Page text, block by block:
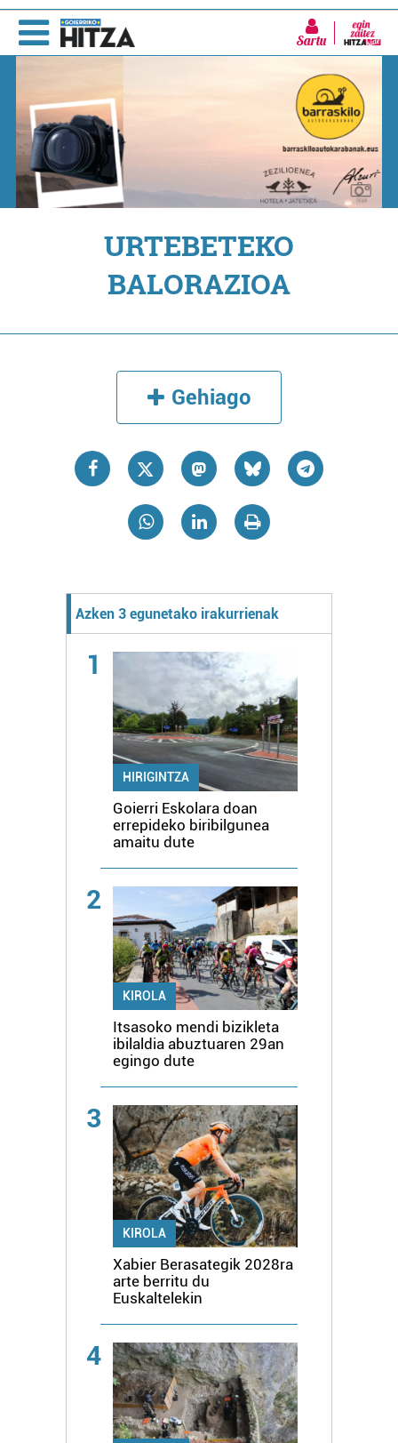
Sartu
URTEBETEKO
BALORAZIOA
Gehiago
Azken 3 egunetako irakurrienak
1
HIRIGINTZA
Goierri Eskolara doan
errepideko biribilgunea
amaitu dute
2
KIROLA
Itsasoko mendi bizikleta
ibilaldia abuztuaren 29an
egingo dute
3
KIROLA
Xabier Berasategik 2028ra
arte berritu du
Euskaltelekin
4